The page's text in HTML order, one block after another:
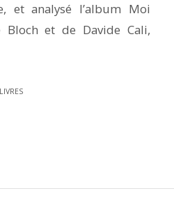
et analysé l’album Moi
Bloch et de Davide Cali,